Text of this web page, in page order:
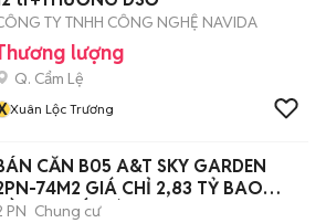
TY TNHH CÔNG NGHỆ NAVIDA
lượng
Q. Cẩm Lệ
Xuân Lộc Trương
CĂN B05 A&T SKY GARDEN
74M2 GIÁ CHỈ 2,83 TỶ BAO
THUẾ PHÍ
PN Chung cư